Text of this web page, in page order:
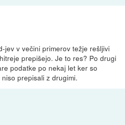
jev v večini primerov težje rešljivi
prepišejo. Je to res? Po drugi
podatke po nekaj let ker so
prepisali z drugimi.